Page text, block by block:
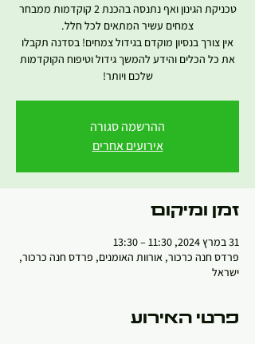
טכניקת הגינון ואף נתנסה בהכנת 2 קוקדמות ממבחר
אין צורך בנסיון מוקדם בגידול צמחים! בסדנה תקבלו
את כל הכלים והידע להמשך גידול וטיפוח הקוקדמות
שלכם ויותר!
ההרשמה סגורה
אירועים אחרים
זמן ומיקום
31 במרץ 2024, 11:30 – 13:30
פרדס חנה כרכור, אורוות האומנים, פרדס חנה כרכור,
ישראל
פרטי האירוע